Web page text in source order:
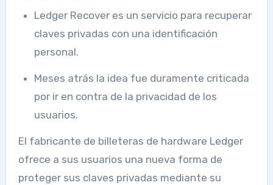
Ledger Recover es un servicio para recuperar
claves privadas con una identificación
personal.
Meses atrás la idea fue duramente criticada
por ir en contra de la privacidad de los
usuarios.
El fabricante de billeteras de hardware Ledger
ofrece a sus usuarios una nueva forma de
proteger sus claves privadas mediante su